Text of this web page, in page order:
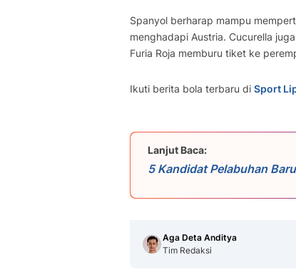
Spanyol berharap mampu
menghadapi Austria. Cucurella
Furia Roja memburu tiket ke
Ikuti berita bola terbaru di Sport
Lanjut Baca:
5 Kandidat Pelabuhan
Aga Deta Anditya
Tim Redaksi